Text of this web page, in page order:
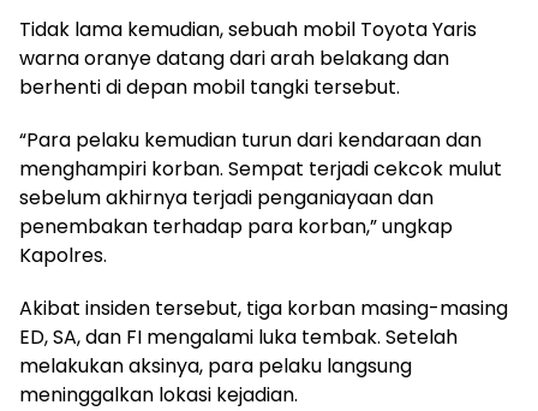
Tidak lama kemudian, sebuah mobil Toyota Yaris
warna oranye datang dari arah belakang dan
berhenti di depan mobil tangki tersebut.
“Para pelaku kemudian turun dari kendaraan dan
menghampiri korban. Sempat terjadi cekcok mulut
sebelum akhirnya terjadi penganiayaan dan
penembakan terhadap para korban,” ungkap
Kapolres.
Akibat insiden tersebut, tiga korban masing-masing
ED, SA, dan FI mengalami luka tembak. Setelah
melakukan aksinya, para pelaku langsung
meninggalkan lokasi kejadian.